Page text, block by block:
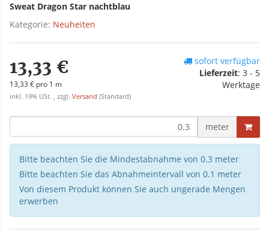
Sweat Dragon Star nachtblau
Kategorie: Neuheiten
13,33 €
13,33 € pro 1 m
inkl. 19% USt. , zzgl. Versand (Standard)
sofort verfügbar
Lieferzeit: 3 - 5
Werktage
meter
Bitte beachten Sie die Mindestabnahme von 0.3 meter
Bitte beachten Sie das Abnahmeintervall von 0.1 meter
Von diesem Produkt können Sie auch ungerade Mengen
erwerben